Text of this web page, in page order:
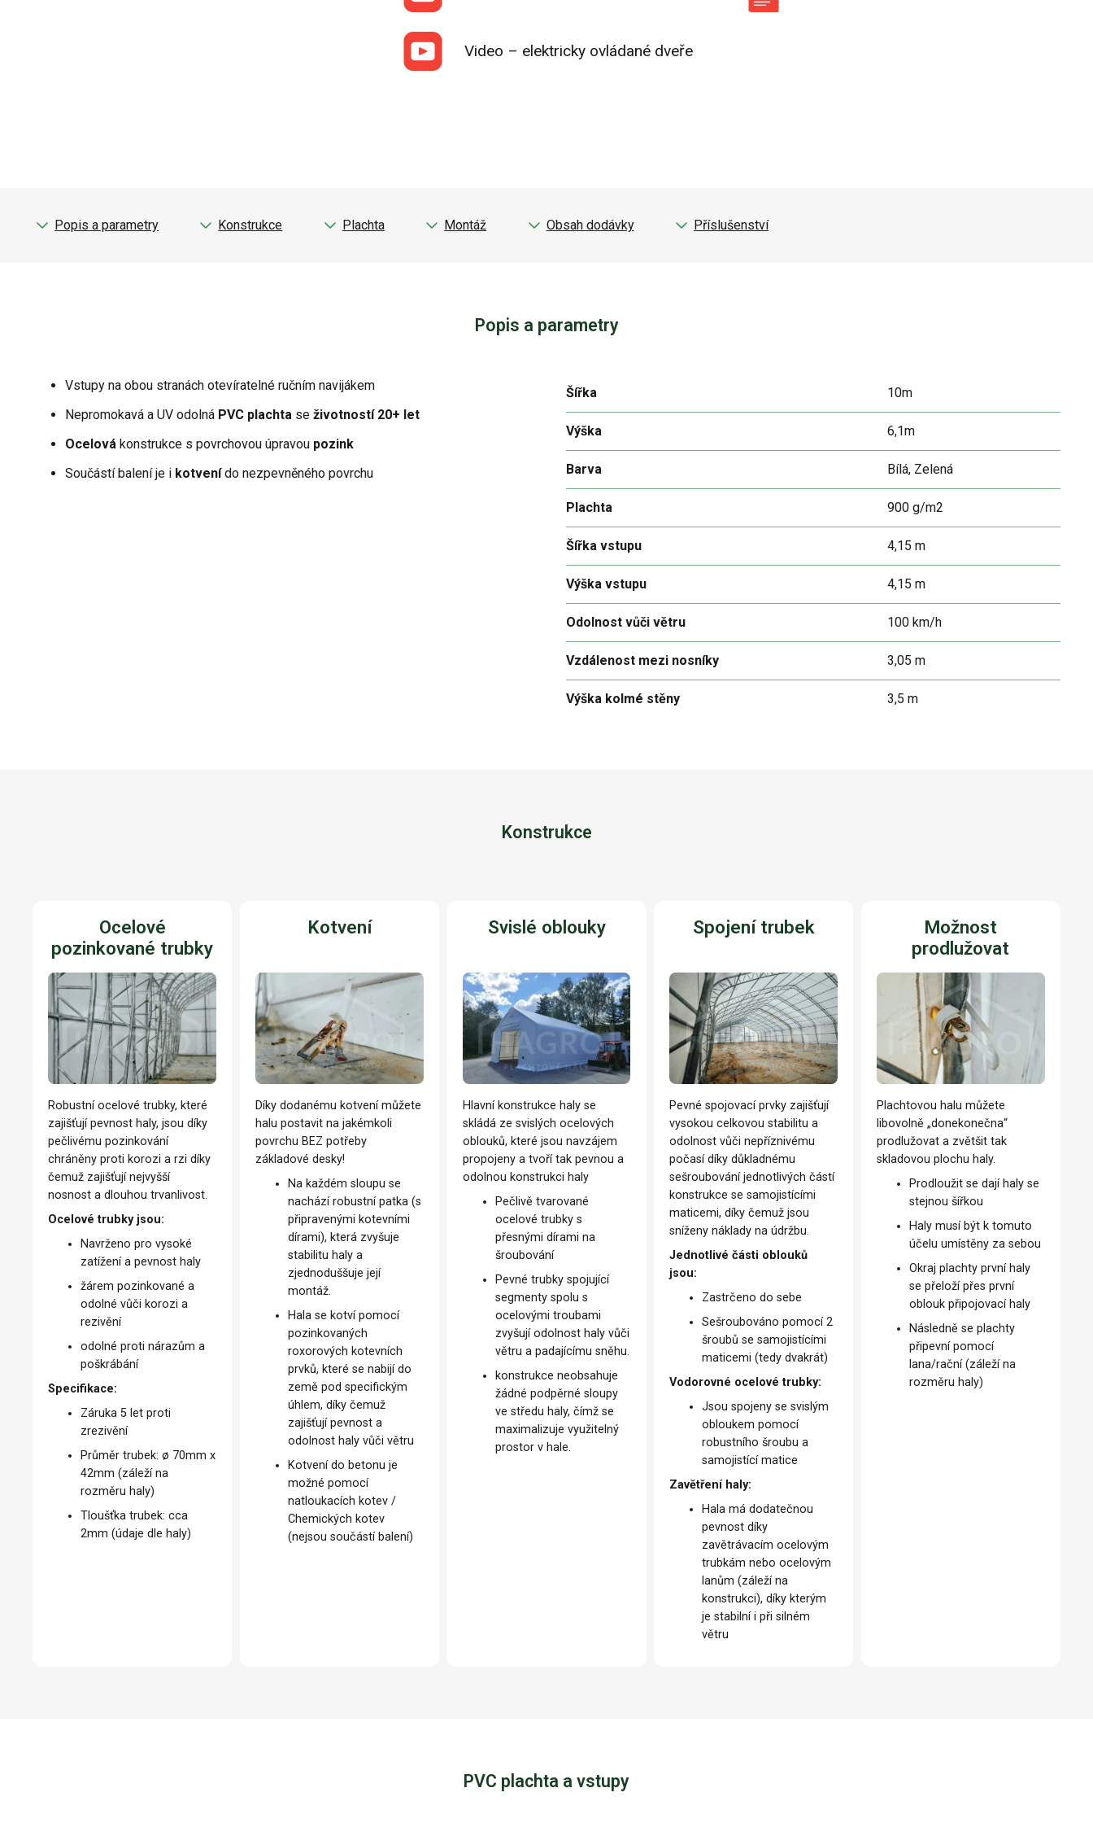
Video – elektricky ovládané dveře
Popis a parametry Konstrukce Plachta Montáž Obsah dodávky Příslušenství
Popis a parametry
Vstupy na obou stranách otevíratelné ručním navijákem
Nepromokavá a UV odolná PVC plachta se životností 20+ let
Ocelová konstrukce s povrchovou úpravou pozink
Součástí balení je i kotvenído nezpevněného povrchu
Šířka 10m
Výška 6,1m
Barva Bílá, Zelená
Plachta 900 g/m2
Šířka vstupu 4,15 m
Výška vstupu 4,15 m
Odolnost vůči větru 100 km/h
Vzdálenost mezi nosníky 3,05 m
Výška kolmé stěny 3,5 m
Konstrukce
Ocelové
pozinkované trubky
Robustní ocelové trubky, které
zajišťují pevnost haly, jsou díky
pečlivému pozinkování
chráněny proti korozi a rzi díky
čemuž zajišťují nejvyšší
nosnost a dlouhou trvanlivost.
Ocelové trubky jsou:
Navrženo pro vysoké
zatížení a pevnost haly
žárem pozinkované a
odolné vůči korozi a
rezivění
odolné proti nárazům a
poškrábání
Specifikace:
Záruka 5 let proti
zrezivění
Průměr trubek: ø 70mm x
42mm (záleží na
rozměru haly)
Tloušťka trubek: cca
2mm (údaje dle haly)
Kotvení
Díky dodanému kotvení můžete
halu postavit na jakémkoli
povrchu BEZ potřeby
základové desky!
Na každém sloupu se
nachází robustní patka (s
připravenými kotevními
dírami), která zvyšuje
stabilitu haly a
zjednoduššuje její
montáž.
Hala se kotví pomocí
pozinkovaných
roxorových kotevních
prvků, které se nabijí do
země pod specifickým
úhlem, díky čemuž
zajišťují pevnost a
odolnost haly vůči větru
Kotvení do betonu je
možné pomocí
natloukacích kotev /
Chemických kotev
(nejsou součástí balení)
Svislé oblouky
Hlavní konstrukce haly se
skládá ze svislých ocelových
oblouků, které jsou navzájem
propojeny a tvoří tak pevnou a
odolnou konstrukci haly
Pečlivě tvarované
ocelové trubky s
přesnými dírami na
šroubování
Pevné trubky spojující
segmenty spolu s
ocelovými troubami
zvyšují odolnost haly vůči
větru a padajícímu sněhu.
konstrukce neobsahuje
žádné podpěrné sloupy
ve středu haly, čímž se
maximalizuje využitelný
prostor v hale.
Spojení trubek
Pevné spojovací prvky zajišťují
vysokou celkovou stabilitu a
odolnost vůči nepříznivému
počasí díky důkladnému
sešroubování jednotlivých částí
konstrukce se samojistícími
maticemi, díky čemuž jsou
sníženy náklady na údržbu.
Jednotlivé části oblouků
jsou:
Zastrčeno do sebe
Sešroubováno pomocí 2
šroubů se samojistícími
maticemi (tedy dvakrát)
Vodorovné ocelové trubky:
Jsou spojeny se svislým
obloukem pomocí
robustního šroubu a
samojistící matice
Zavětření haly:
Hala má dodatečnou
pevnost díky
zavětrávacím ocelovým
trubkám nebo ocelovým
lanům (záleží na
konstrukci), díky kterým
je stabilní i při silném
větru
Možnost
prodlužovat
Plachtovou halu můžete
libovolně „donekonečna“
prodlužovat a zvětšit tak
skladovou plochu haly.
Prodloužit se dají haly se
stejnou šířkou
Haly musí být k tomuto
účelu umístěny za sebou
Okraj plachty první haly
se přeloží přes první
oblouk připojovací haly
Následně se plachty
připevní pomocí
lana/rační (záleží na
rozměru haly)
PVC plachta a vstupy